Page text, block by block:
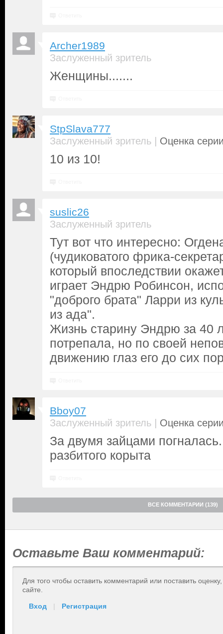
Archer1989
Заслуженный зритель
Женщины.......
StpSlava777
Заслуженный зритель | Оценка
10 из 10!
suslic26
Заслуженный зритель
Тут вот что интересно:
(чудиковатого фрика-
который впоследствии
играет Эндрю Робинсон,
"доброго брата" Ларри из
из ада".
Жизнь старину Эндрю за 40
потрепала, но по своей
движению глаз его до сих
Bboy07
Заслуженный зритель | Оценка
За двумя зайцами
разбитого корыта
ВСЕ КОММЕНТАРИИ (139)
Оставьте Ваш комментарий:
Для того чтобы оставить комментарий или поставить
сайте.
Вход | Регистрация